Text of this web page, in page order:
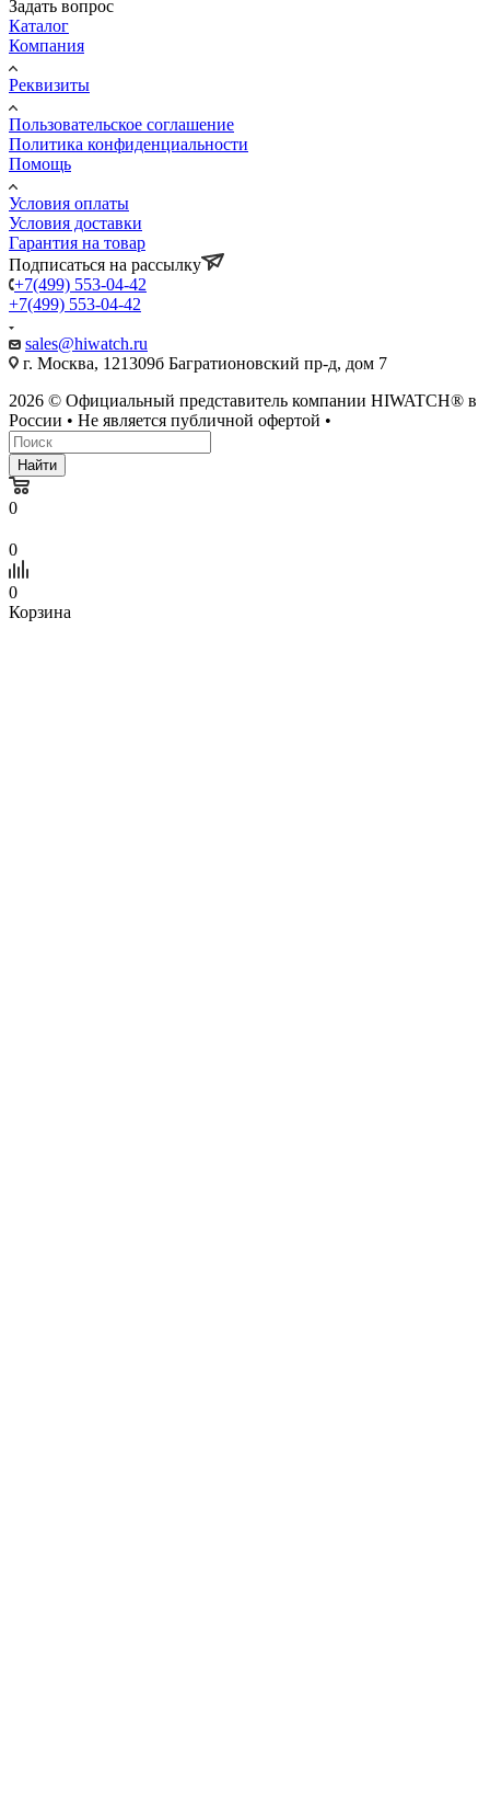
Задать вопрос
Каталог
Компания
Реквизиты
Пользовательское соглашение
Политика конфиденциальности
Помощь
Условия оплаты
Условия доставки
Гарантия на товар
Подписаться на рассылку
+7(499) 553-04-42
+7(499) 553-04-42
sales@hiwatch.ru
г. Москва, 121309б Багратионовский пр-д, дом 7
2026 © Официальный представитель компании HIWATCH® в
России • Не является публичной офертой •
Найти
0
0
0
Корзина